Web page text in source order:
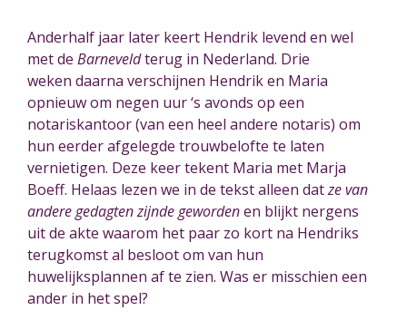
Anderhalf jaar later keert Hendrik levend en wel
met de Barneveldterug in Nederland. Drie
weken daarna verschijnen Hendrik en Maria
opnieuw om negen uur ‘s avonds op een
notariskantoor (van een heel andere notaris) om
hun eerder afgelegde trouwbelofte te laten
vernietigen. Deze keer tekent Maria met Marja
Boeff. Helaas lezen we in de tekst alleen datzevan
andere gedagten zijnde gewordenen blijkt nergens
uit de akte waarom het paar zo kort na Hendriks
terugkomst al besloot om van hun
huwelijksplannen af te zien. Was er misschien een
ander in het spel?